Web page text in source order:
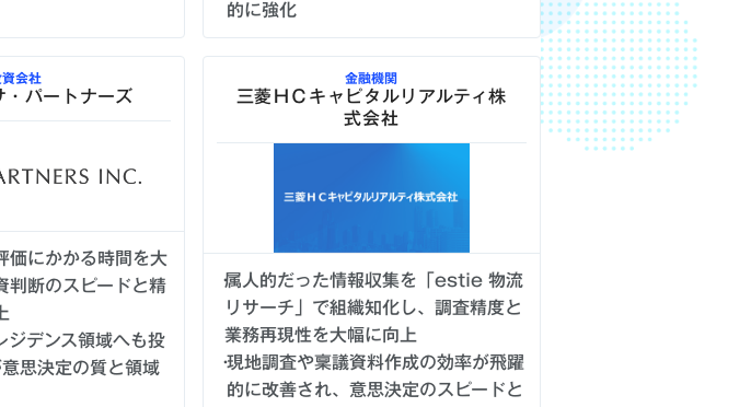
的に強化
資会社
・パートナーズ
価にかかる時間を大
判断のスピードと精
ジデンス領域へも投
思決定の質と領域
金融機関
三菱ＨＣキャピタルリアルティ株
式会社
属人的だった情報収集を「estie 物流
リサーチ」で組織知化し、調査精度と
業務再現性を大幅に向上
現地調査や稟議資料作成の効率が飛躍
的に改善され、意思決定のスピードと